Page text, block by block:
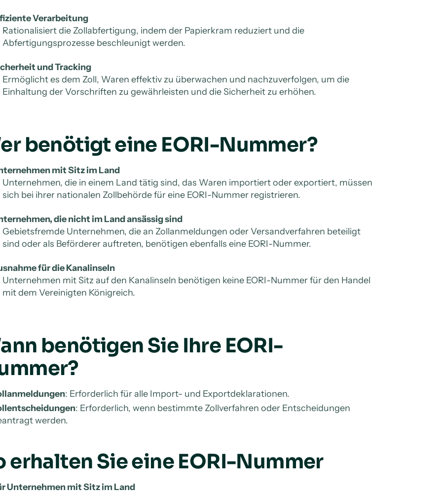
Verarbeitung
Rationalisiert die Zollabfertigung, indem der Papierkram reduziert und die
Abfertigungsprozesse beschleunigt werden.
und Tracking
Ermöglicht es dem Zoll, Waren effektiv zu überwachen und nachzuverfolgen, um die
Einhaltung der Vorschriften zu gewährleisten und die Sicherheit zu erhöhen.
benötigt eine EORI-Nummer?
mit Sitz im Land
Unternehmen, die in einem Land tätig sind, das Waren importiert oder exportiert, müssen
sich bei ihrer nationalen Zollbehörde für eine EORI-Nummer registrieren.
die nicht im Land ansässig sind
Gebietsfremde Unternehmen, die an Zollanmeldungen oder Versandverfahren beteiligt
sind oder als Beförderer auftreten, benötigen ebenfalls eine EORI-Nummer.
für die Kanalinseln
Unternehmen mit Sitz auf den Kanalinseln benötigen keine EORI-Nummer für den Handel
mit dem Vereinigten Königreich.
benötigen Sie Ihre EORI-
: Erforderlich für alle Import- und Exportdeklarationen.
: Erforderlich, wenn bestimmte Zollverfahren oder Entscheidungen
werden.
erhalten Sie eine EORI-Nummer
Unternehmen mit Sitz im Land